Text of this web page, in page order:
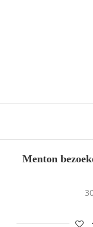
Menton